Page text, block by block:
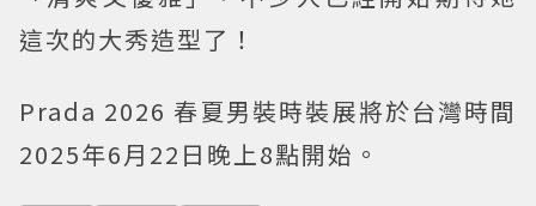
這次的大秀造型了！
Prada 2026 春夏男裝時裝展將於台灣時間
2025年6月22日晚上8點開始。